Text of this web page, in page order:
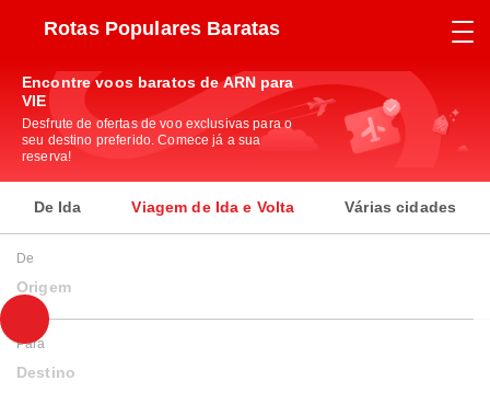
Rotas Populares Baratas
Encontre voos baratos de ARN para
VIE
Desfrute de ofertas de voo exclusivas para o
seu destino preferido. Comece já a sua
reserva!
De Ida Viagem de Ida e Volta Várias cidades
De
Origem
Para
Destino